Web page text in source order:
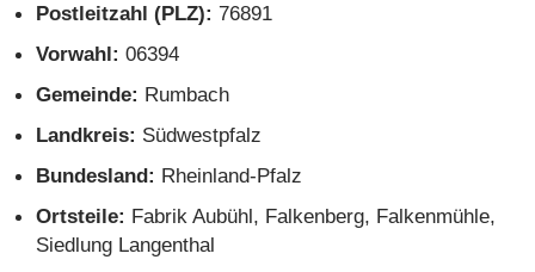
Postleitzahl (PLZ): 76891
Vorwahl: 06394
Gemeinde: Rumbach
Landkreis: Südwestpfalz
Bundesland: Rheinland-Pfalz
Ortsteile: Fabrik Aubühl, Falkenberg, Falkenmühle,
Siedlung Langenthal